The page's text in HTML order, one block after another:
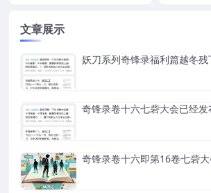
文章展示
妖刀系列奇锋录福利篇越冬残
奇锋录卷十六七砦大会已经
奇锋录卷十六即第16卷七砦